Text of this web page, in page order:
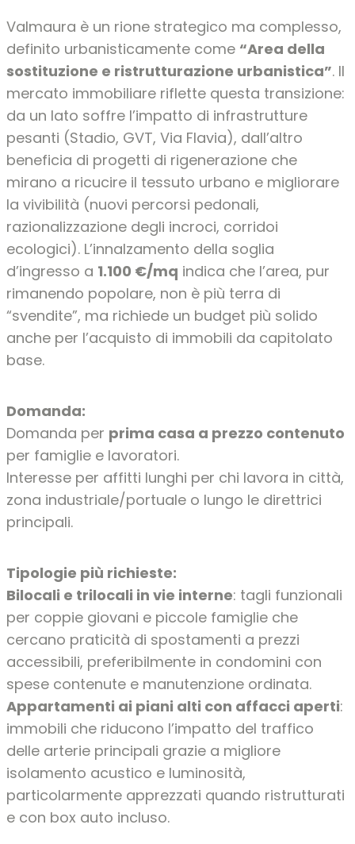
Valmaura è un rione strategico ma complesso,
definito urbanisticamente come “Area della
sostituzione e ristrutturazione urbanistica”. Il
mercato immobiliare riflette questa transizione:
da un lato soffre l’impatto di infrastrutture
pesanti (Stadio, GVT, Via Flavia), dall’altro
beneficia di progetti di rigenerazione che
mirano a ricucire il tessuto urbano e migliorare
la vivibilità (nuovi percorsi pedonali,
razionalizzazione degli incroci, corridoi
ecologici). L’innalzamento della soglia
d’ingresso a 1.100 €/mq indica che l’area, pur
rimanendo popolare, non è più terra di
“svendite”, ma richiede un budget più solido
anche per l’acquisto di immobili da capitolato
base.
Domanda:
Domanda per prima casa a prezzo contenuto
per famiglie e lavoratori.
Interesse per affitti lunghi per chi lavora in città,
zona industriale/portuale o lungo le direttrici
principali.
Tipologie più richieste:
Bilocali e trilocali in vie interne: tagli funzionali
per coppie giovani e piccole famiglie che
cercano praticità di spostamenti a prezzi
accessibili, preferibilmente in condomini con
spese contenute e manutenzione ordinata.
Appartamenti ai piani alti con affacci aperti:
immobili che riducono l’impatto del traffico
delle arterie principali grazie a migliore
isolamento acustico e luminosità,
particolarmente apprezzati quando ristrutturati
e con box auto incluso.